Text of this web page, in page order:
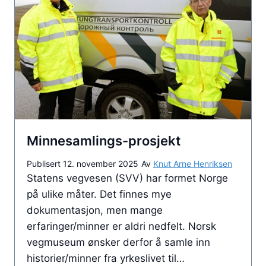
m
s
ø
k
o
t
r
s
t
e
d
e
r
r
j
o
n
t
i
å
r
e
j
k
Minnesamlings-prosjekt
Publisert 12. november 2025 Av Knut Arne Henriksen
Statens vegvesen (SVV) har formet Norge
på ulike måter. Det finnes mye
dokumentasjon, men mange
erfaringer/minner er aldri nedfelt. Norsk
vegmuseum ønsker derfor å samle inn
historier/minner fra yrkeslivet til…